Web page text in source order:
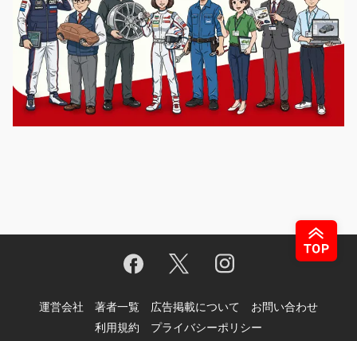
運営会社 著者一覧 広告掲載について
お問い合わせ
利用規約
プライバシーポリシー